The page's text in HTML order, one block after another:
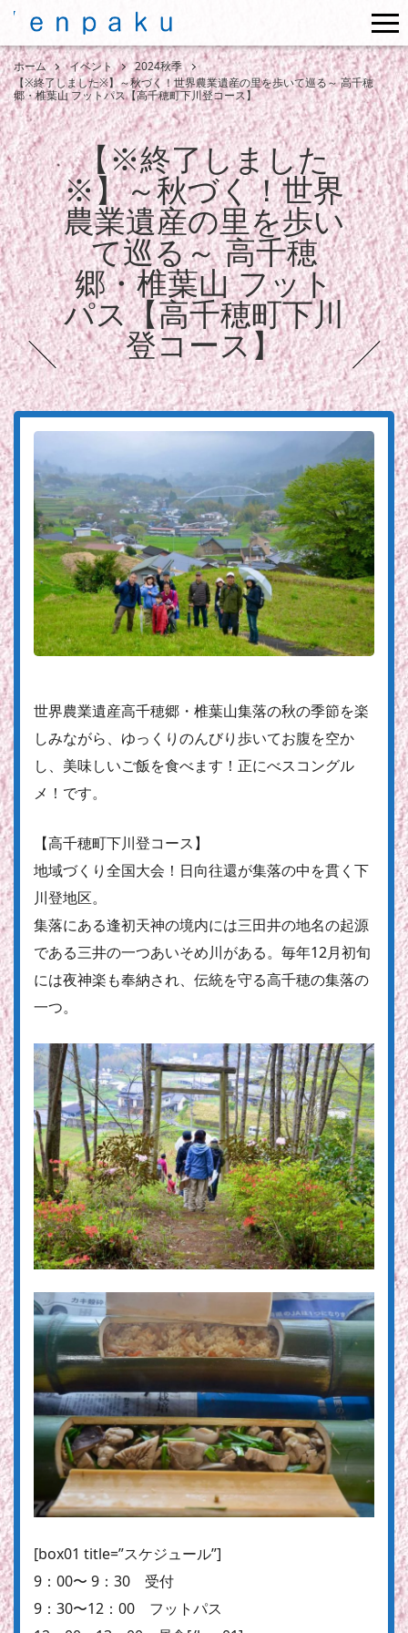
ホーム イベント
2024秋季
【※終了しました※】～秋づく！世界農業遺産の里を歩いて巡る～ 高千穂
郷・椎葉山 フットパス【高千穂町下川登コース】
【※終了しました
※】～秋づく！世界
農業遺産の里を歩い
て巡る～ 高千穂
郷・椎葉山 フット
パス【高千穂町下川
登コース】
世界農業遺産高千穂郷・椎葉山集落の秋の季節を楽
しみながら、ゆっくりのんびり歩いてお腹を空か
し、美味しいご飯を食べます！正にべスコングル
メ！です。
【高千穂町下川登コース】
地域づくり全国大会！日向往還が集落の中を貫く下
川登地区。
集落にある逢初天神の境内には三田井の地名の起源
である三井の一つあいそめ川がある。毎年12月初旬
には夜神楽も奉納され、伝統を守る高千穂の集落の
一つ。
[box01 title=”スケジュール”]
9：00〜 9：30 受付
9：30〜12：00 フットパス